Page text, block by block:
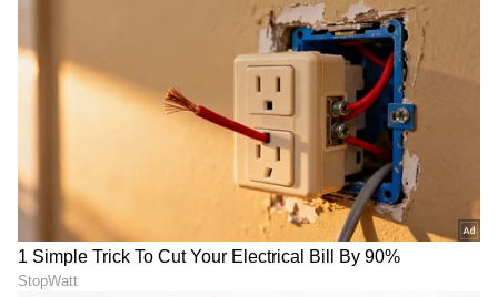
"ರಾಜಕೀಯ ಬೇಡ, ಸಿನಿಮಾನೇ ಪ್ರಾಣ":
ಕನಕೋತ್ಸವದಲ್ಲಿ ರಿಷಬ್ ಶೆಟ್ಟಿ | Rishab
Shetty speech | Suvarna News
ಶೇ.50 ರಿಂದ ಶೇ.18 ಕ್ಕೆ TAX ಇಳಿಕೆ: ಮೋದಿ-
ಟ್ರಂಪ್ ಐತಿಹಾಸಿಕ ಒಪ್ಪಂದ | India US
Trade Deal | Party Rounds